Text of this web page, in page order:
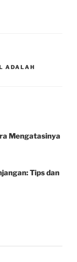
ADALAH
Mengatasinya
Tips dan